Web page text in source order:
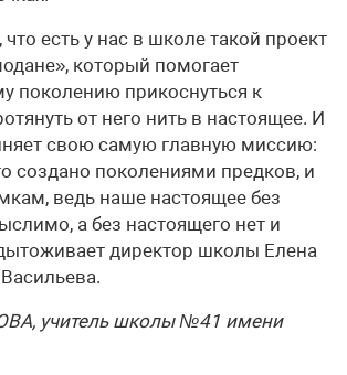
есть у нас в школе такой проект
который помогает
поколению прикоснуться к
от него нить в настоящее. И
свою самую главную миссию:
создано поколениями предков, и
ведь наше настоящее без
а без настоящего нет и
директор школы Елена
учитель школы №41 имени